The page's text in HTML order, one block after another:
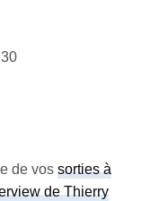
de vossorties à
de Thierry